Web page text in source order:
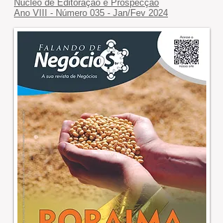
Núcleo de Editoração e Prospecção
Ano VIII - Número 035 - Jan/Fev 2024